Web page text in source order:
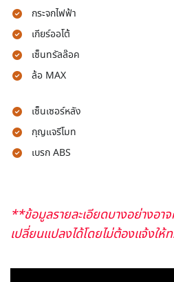
กระจกไฟฟ้า
เกียร์ออโต้
เซ็นทรัลล๊อค
ล้อ MAX
เซ็นเซอร์หลัง
กุญแจรีโมท
เบรก ABS
**ข้อมูลรายละเอียดบางอย่างอา
เปลี่ยนแปลงได้โดยไม่ต้องแจ้งใ